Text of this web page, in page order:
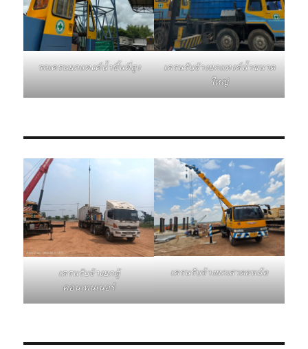
รถเครนยกแทงค์น้ำขึ้นที่สูง
เครนรับจ้างยกแทงค์น้ำขนาด
ใหญ่
เครนรับจ้างยกตู้
คอนเทนเนอร์
เครนรับจ้างยกเสาตอหม้อ